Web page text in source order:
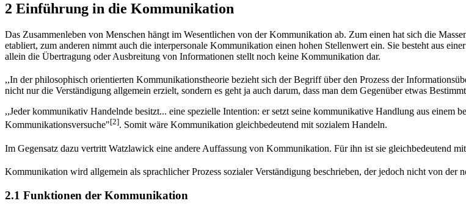
2 Einführung in die Kommunikation
Das Zusammenleben von Menschen hängt im Wesentlichen von der Kommunikation ab. Zum einen hat sich die
etabliert, zum anderen nimmt auch die interpersonale Kommunikation einen hohen Stellenwert ein. Sie besteht aus
allein die Übertragung oder Ausbreitung von Informationen stellt noch keine Kommunikation dar.
,,In der philosophisch orientierten Kommunikationstheorie bezieht sich der Begriff über den Prozess der
nicht nur die Verständigung allgemein erzielt, sondern es geht ja auch darum, dass man dem Gegenüber etwas
,,Jeder kommunikativ Handelnde besitzt... eine spezielle Intention: er setzt seine kommunikative Handlung aus einem
Kommunikationsversuche"[2]. Somit wäre Kommunikation gleichbedeutend mit sozialem Handeln.
Im Gegensatz dazu vertritt Watzlawick eine andere Auffassung von Kommunikation. Für ihn ist sie gleichbedeutend
Kommunikation wird allgemein als sprachlicher Prozess sozialer Verständigung beschrieben, der jedoch nicht von
2.1 Funktionen der Kommunikation